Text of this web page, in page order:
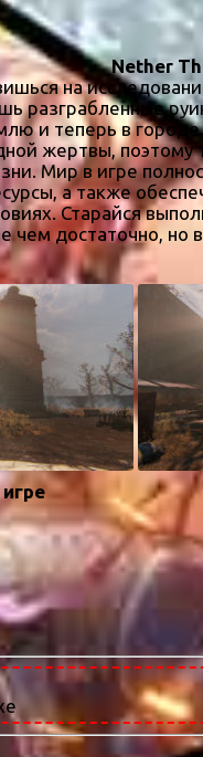
Nether
на
разграбленные
и теперь в
жертвы,
Мир в игре
а также
Старайся
чем достаточно,